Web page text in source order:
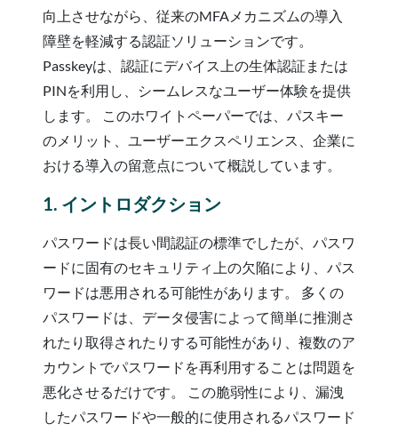
向上させながら、従来のMFAメカニズムの導入
障壁を軽減する認証ソリューションです。
Passkeyは、認証にデバイス上の生体認証または
PINを利用し、シームレスなユーザー体験を提供
します。 このホワイトペーパーでは、パスキー
のメリット、ユーザーエクスペリエンス、企業に
おける導入の留意点について概説しています。
1. イントロダクション
パスワードは長い間認証の標準でしたが、パスワ
ードに固有のセキュリティ上の欠陥により、パス
ワードは悪用される可能性があります。 多くの
パスワードは、データ侵害によって簡単に推測さ
れたり取得されたりする可能性があり、複数のア
カウントでパスワードを再利用することは問題を
悪化させるだけです。 この脆弱性により、漏洩
したパスワードや一般的に使用されるパスワード